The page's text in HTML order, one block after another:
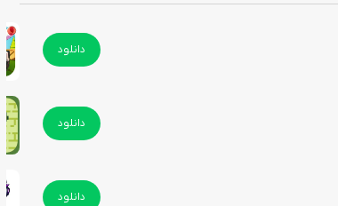
دانلود
دانلود
دانلود